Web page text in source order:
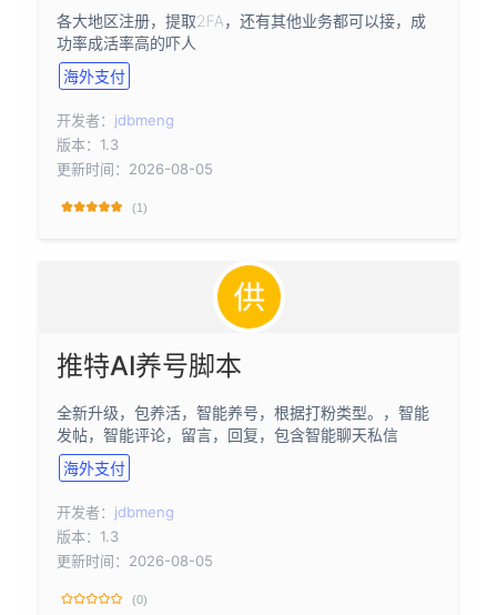
各大地区注册，提取2FA，还有其他业务都可以接，成
功率成活率高的吓人
海外支付
开发者： jdbmeng
版本：1.3
更新时间：2026-08-05
(1)
推特AI养号脚本
全新升级，包养活，智能养号，根据打粉类型。，智能
发帖，智能评论，留言，回复，包含智能聊天私信
海外支付
开发者： jdbmeng
版本：1.3
更新时间：2026-08-05
(0)